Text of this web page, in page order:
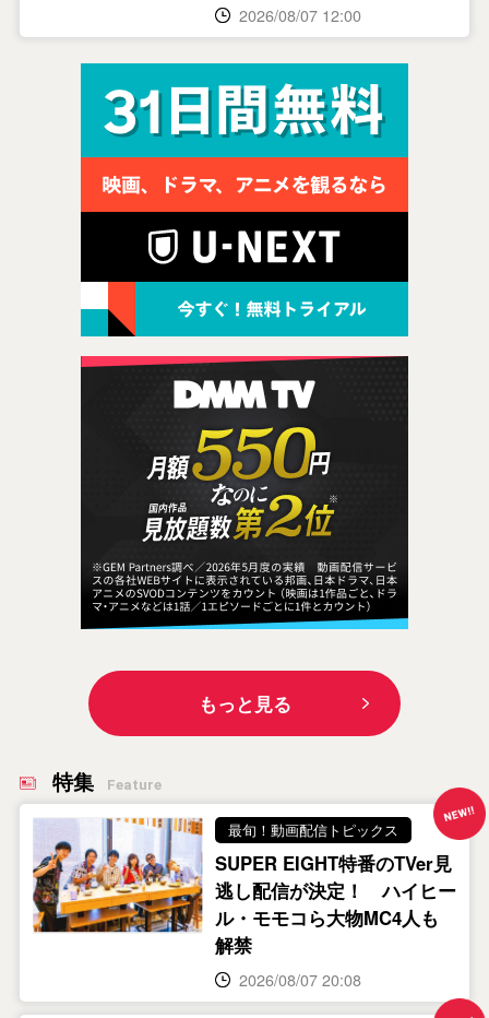
2026/08/07 12:00
もっと見る
特集 Feature
最旬！動画配信トピックス
SUPER EIGHT特番のTVer見
逃し配信が決定！ ハイヒー
ル・モモコら大物MC4人も
解禁
2026/08/07 20:08